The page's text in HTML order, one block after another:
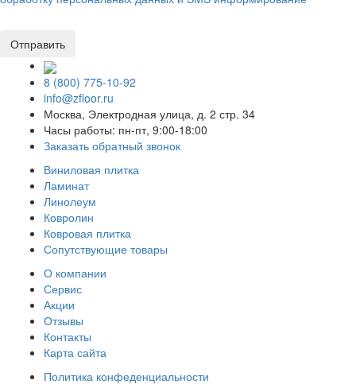
8 (800) 775-10-92
info@zfloor.ru
Москва, Электродная улица, д. 2 стр. 34
Часы работы: пн-пт, 9:00-18:00
Заказать обратный звонок
Виниловая плитка
Ламинат
Линолеум
Ковролин
Ковровая плитка
Сопутствующие товары
О компании
Сервис
Акции
Отзывы
Контакты
Карта сайта
Политика конфеденциальности